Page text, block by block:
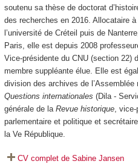
soutenu sa thèse de doctorat
des recherches en 2016. Allocataire
l’université de Créteil puis de
Paris, elle est depuis 2008
Vice-présidente du CNU (section 22)
membre suppléante élue. Elle est
division des archives de
Questions internationales (Dila -
générale de la Revue historique, vice-
parlementaire et politique et
la Ve République.
CV complet de Sabine Jansen